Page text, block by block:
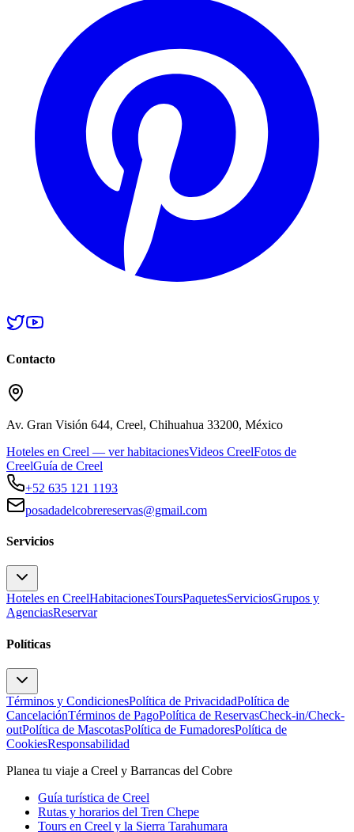
Contacto
Av. Gran Visión 644, Creel, Chihuahua 33200, México
Hoteles en Creel — ver habitacionesVideos CreelFotos de
CreelGuía de Creel
+52 635 121 1193
posadadelcobrereservas@gmail.com
Servicios
Hoteles en CreelHabitacionesToursPaquetesServiciosGrupos y
AgenciasReservar
Políticas
Términos y CondicionesPolítica de PrivacidadPolítica de
CancelaciónTérminos de PagoPolítica de ReservasCheck-in/Check-
outPolítica de MascotasPolítica de FumadoresPolítica de
CookiesResponsabilidad
Planea tu viaje a Creel y Barrancas del Cobre
Guía turística de Creel
Rutas y horarios del Tren Chepe
Tours en Creel y la Sierra Tarahumara